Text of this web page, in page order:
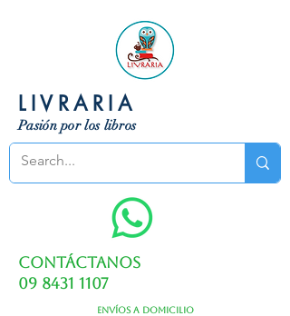
LIVRARIA
Pasión por los libros
Contáctanos
09 8431 1107
Envíos a domicilio